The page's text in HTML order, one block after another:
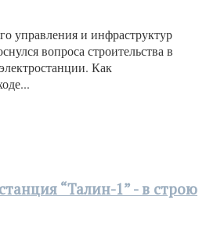
управления и инфраструктур
вопроса строительства в
Как
“Талин-1” - в строю